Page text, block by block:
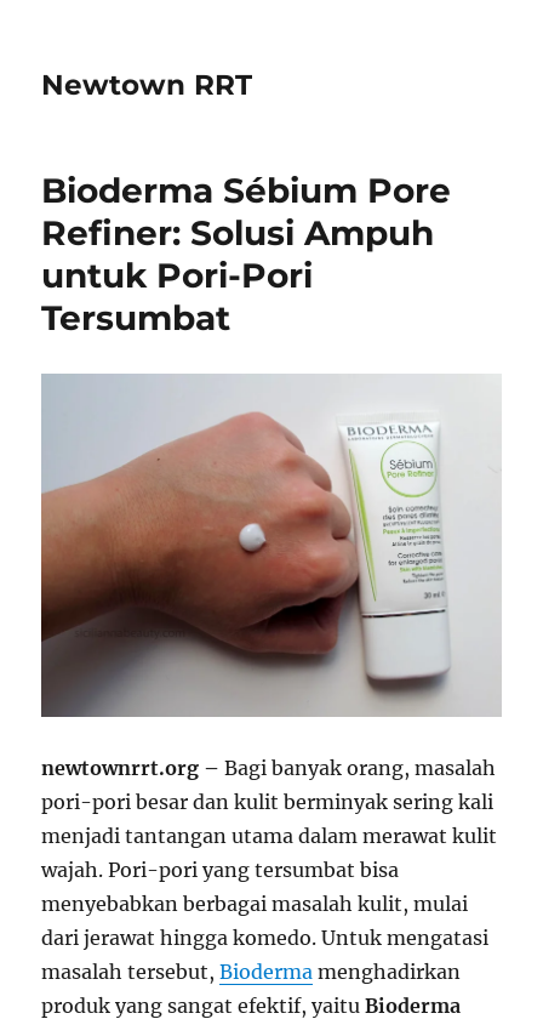
Newtown RRT
Bioderma Sébium Pore
Refiner: Solusi Ampuh
untuk Pori-Pori
Tersumbat
newtownrrt.org –Bagi banyak orang, masalah
pori-pori besar dan kulit berminyak sering kali
menjadi tantangan utama dalam merawat kulit
wajah. Pori-pori yang tersumbat bisa
menyebabkan berbagai masalah kulit, mulai
dari jerawat hingga komedo. Untuk mengatasi
masalah tersebut,Bioderma menghadirkan
produk yang sangat efektif, yaituBioderma